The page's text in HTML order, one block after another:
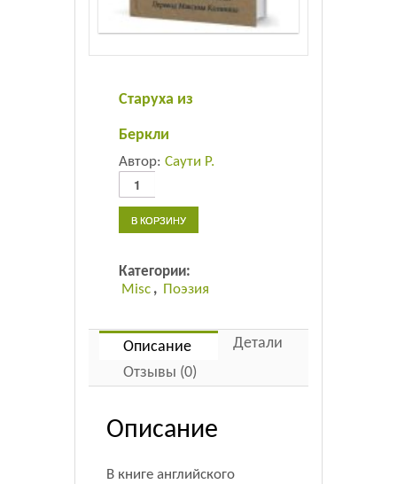
Старуха из
Беркли
Автор: Саути Р.
Количество
товара
Старуха
из
В КОРЗИНУ
Категории:
Misc , Поэзия
Описание
Детали
Отзывы (0)
Описание
В книге английского